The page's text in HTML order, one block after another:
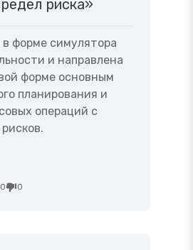
риска»
форме симулятора
и направлена
форме основным
планирования и
операций с
0 0